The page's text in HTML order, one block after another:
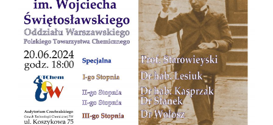
Studia doktoranckie
TRI-BIO-CHEM
RadFarm